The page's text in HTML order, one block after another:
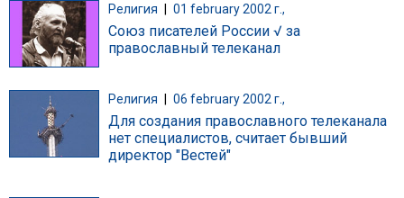
Религия | 01 february 2002 г.,
Союз писателей России √ за
православный телеканал
Религия 06 february 2002 г.,
Для создания православного телеканала
нет специалистов, считает бывший
директор "Вестей"